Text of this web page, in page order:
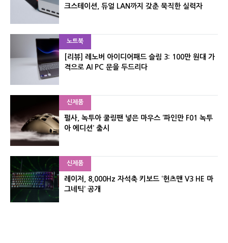
크스테이션, 듀얼 LAN까지 갖춘 묵직한 실력자
노트북
[리뷰] 레노버 아이디어패드 슬림 3: 100만 원대 가
격으로 AI PC 문을 두드리다
신제품
펄사, 녹투아 쿨링팬 넣은 마우스 ‘파인만 F01 녹투
아 에디션’ 출시
신제품
레이저, 8,000Hz 자석축 키보드 ‘헌츠맨 V3 HE 마
그네틱’ 공개